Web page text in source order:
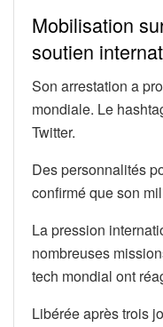
Mobilisation
soutien
Son arrestation a
mondiale. Le
Twitter.
Des personnalités
confirmé que son
La pression
nombreuses
tech mondial ont
Libérée après trois